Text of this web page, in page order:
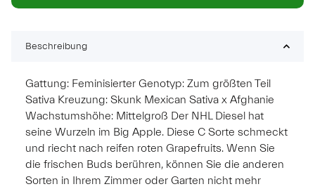
Beschreibung
Gattung: Feminisierter Genotyp: Zum größten Teil
Sativa Kreuzung: Skunk Mexican Sativa x Afghanie
Wachstumshöhe: Mittelgroß Der NHL Diesel hat
seine Wurzeln im Big Apple. Diese C Sorte schmeckt
und riecht nach reifen roten Grapefruits. Wenn Sie
die frischen Buds berühren, können Sie die anderen
Sorten in Ihrem Zimmer oder Garten nicht mehr